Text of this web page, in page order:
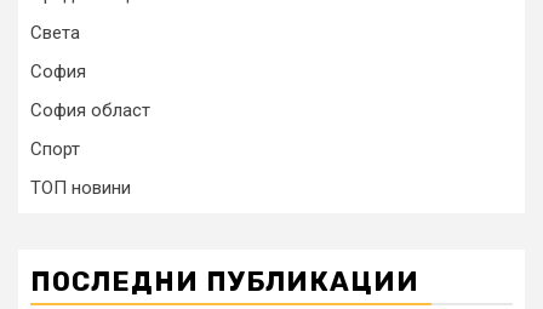
Света
София
София област
Спорт
ТОП новини
ПОСЛЕДНИ ПУБЛИКАЦИИ